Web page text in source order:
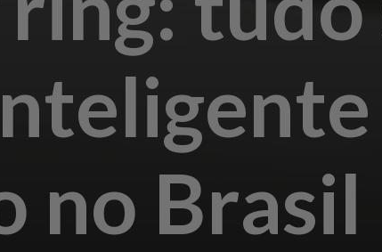
no Brasil